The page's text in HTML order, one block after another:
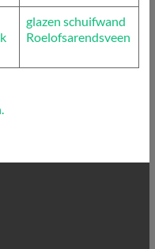
glazen schuifwand
Roelofsarendsveen